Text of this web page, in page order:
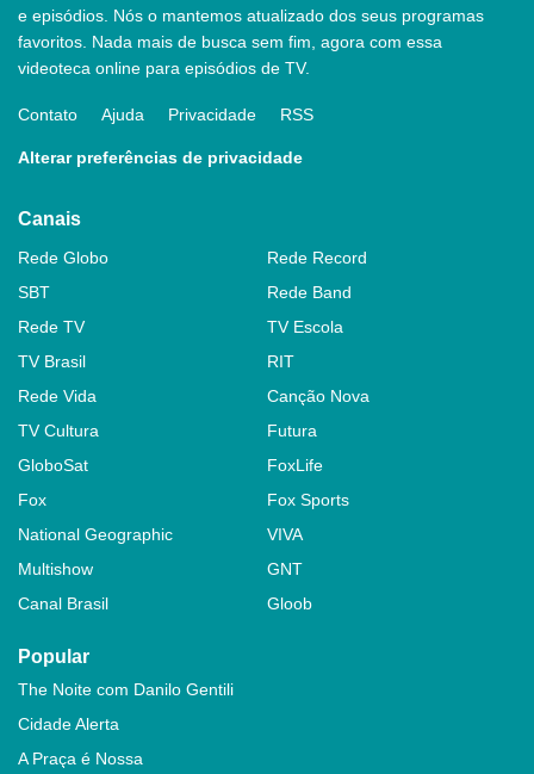
e episódios. Nós o mantemos atualizado dos seus programas
favoritos. Nada mais de busca sem fim, agora com essa
videoteca online para episódios de TV.
Contato Ajuda Privacidade RSS
Alterar preferências de privacidade
Canais
Rede Globo
Rede Record
SBT
Rede Band
Rede TV
TV Escola
TV Brasil
RIT
Rede Vida
Canção Nova
TV Cultura
Futura
GloboSat
FoxLife
Fox
Fox Sports
National Geographic
VIVA
Multishow
GNT
Canal Brasil
Gloob
Popular
The Noite com Danilo Gentili
Cidade Alerta
A Praça é Nossa